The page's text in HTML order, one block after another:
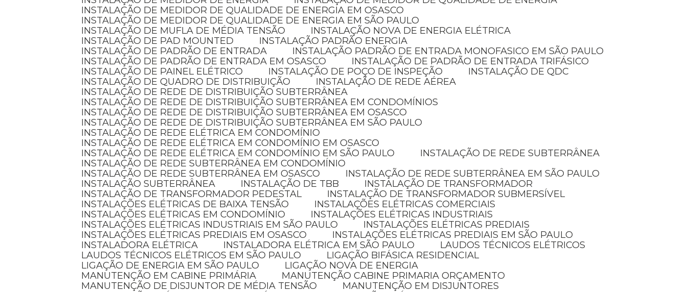
INSTALAÇÃO DE MEDIDOR DE QUALIDADE DE ENERGIA EM OSASCO
INSTALAÇÃO DE MEDIDOR DE QUALIDADE DE ENERGIA EM SÃO PAULO
INSTALAÇÃO DE MUFLA DE MÉDIA TENSÃO
INSTALAÇÃO NOVA DE ENERGIA ELÉTRICA
INSTALAÇÃO DE PAD MOUNTED
INSTALAÇÃO PADRÃO ENERGIA
INSTALAÇÃO DE PADRÃO DE ENTRADA
INSTALAÇÃO PADRÃO DE ENTRADA MONOFASICO EM SÃO PAULO
INSTALAÇÃO DE PADRÃO DE ENTRADA EM OSASCO
INSTALAÇÃO DE PADRÃO DE ENTRADA TRIFÁSICO
INSTALAÇÃO DE PAINEL ELÉTRICO
INSTALAÇÃO DE POÇO DE INSPEÇÃO
INSTALAÇÃO DE QDC
INSTALAÇÃO DE QUADRO DE DISTRIBUIÇÃO
INSTALAÇÃO DE REDE AÉREA
INSTALAÇÃO DE REDE DE DISTRIBUIÇÃO SUBTERRÂNEA
INSTALAÇÃO DE REDE DE DISTRIBUIÇÃO SUBTERRÂNEA EM CONDOMÍNIOS
INSTALAÇÃO DE REDE DE DISTRIBUIÇÃO SUBTERRÂNEA EM OSASCO
INSTALAÇÃO DE REDE DE DISTRIBUIÇÃO SUBTERRÂNEA EM SÃO PAULO
INSTALAÇÃO DE REDE ELÉTRICA EM CONDOMÍNIO
INSTALAÇÃO DE REDE ELÉTRICA EM CONDOMÍNIO EM OSASCO
INSTALAÇÃO DE REDE ELÉTRICA EM CONDOMÍNIO EM SÃO PAULO
INSTALAÇÃO DE REDE SUBTERRÂNEA
INSTALAÇÃO DE REDE SUBTERRÂNEA EM CONDOMÍNIO
INSTALAÇÃO DE REDE SUBTERRÂNEA EM OSASCO
INSTALAÇÃO DE REDE SUBTERRÂNEA EM SÃO PAULO
INSTALAÇÃO SUBTERRÂNEA
INSTALAÇÃO DE TBB
INSTALAÇÃO DE TRANSFORMADOR
INSTALAÇÃO DE TRANSFORMADOR PEDESTAL
INSTALAÇÃO DE TRANSFORMADOR SUBMERSÍVEL
INSTALAÇÕES ELÉTRICAS DE BAIXA TENSÃO
INSTALAÇÕES ELÉTRICAS COMERCIAIS
INSTALAÇÕES ELÉTRICAS EM CONDOMÍNIO
INSTALAÇÕES ELÉTRICAS INDUSTRIAIS
INSTALAÇÕES ELÉTRICAS INDUSTRIAIS EM SÃO PAULO
INSTALAÇÕES ELÉTRICAS PREDIAIS
INSTALAÇÕES ELÉTRICAS PREDIAIS EM OSASCO
INSTALAÇÕES ELÉTRICAS PREDIAIS EM SÃO PAULO
INSTALADORA ELÉTRICA
INSTALADORA ELÉTRICA EM SÃO PAULO
LAUDOS TÉCNICOS ELÉTRICOS
LAUDOS TÉCNICOS ELÉTRICOS EM SÃO PAULO
LIGAÇÃO BIFÁSICA RESIDENCIAL
LIGAÇÃO DE ENERGIA EM SÃO PAULO
LIGAÇÃO NOVA DE ENERGIA
MANUTENÇÃO EM CABINE PRIMÁRIA
MANUTENÇÃO CABINE PRIMARIA ORÇAMENTO
MANUTENÇÃO DE DISJUNTOR DE MÉDIA TENSÃO
MANUTENÇÃO EM DISJUNTORES